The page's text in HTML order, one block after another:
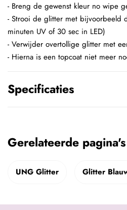
- Breng de gewenst kleur no wipe
- Strooi de glitter met bijvoorbeeld
minuten UV of 30 sec in LED)
- Verwijder overtollige glitter met
- Hierna is een topcoat niet meer
Specificaties
Gerelateerde pagina's
UNG Glitter Glitter